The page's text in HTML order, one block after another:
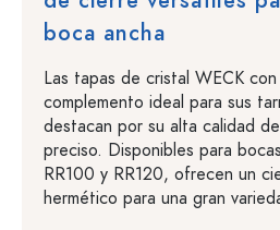
boca ancha
Las tapas de cristal WECK
complemento ideal para sus
destacan por su alta calidad
preciso. Disponibles para
RR100 y RR120, ofrecen un
hermético para una gran